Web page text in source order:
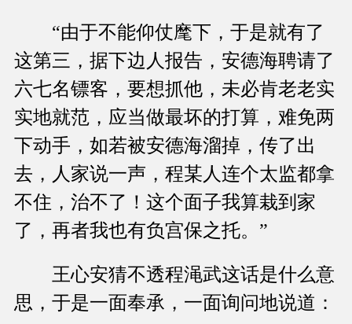
“由于不能仰仗麾下，于是就有了
这第三，据下边人报告，安德海聘请了
六七名镖客，要想抓他，未必肯老老实
实地就范，应当做最坏的打算，难免两
下动手，如若被安德海溜掉，传了出
去，人家说一声，程某人连个太监都拿
不住，治不了！这个面子我算栽到家
了，再者我也有负宫保之托。”
王心安猜不透程渑武这话是什么意
思，于是一面奉承，一面询问地说道：